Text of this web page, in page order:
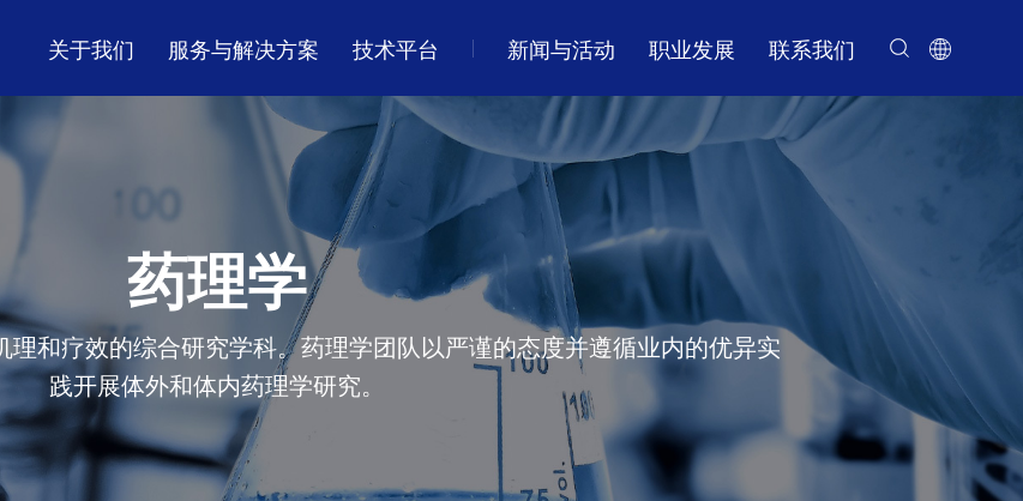
关于我们
我们的使命
全球分布
管理团队
ESG 承诺 商业道德
服务与解决方案
DMPK
药研生物学
肿瘤学
药理学
大分子药物
药物化学
平行合成
多肽化学
计算化学
合成化学
分析化学
放大化学
技术平台
化合物管理 PROTAC能力
新药临床试验申请（IND）
一站式解决方案
基于片段的药物发现（FBDD）能力
MASH模型 缓释
新闻与活动
保诺-桑迪亚在线
职业发展 联系我们
药理学
和疗效的综合研究学科。药理学团队以严谨的态度并遵循业内的优异实
践开展体外和体内药理学研究。